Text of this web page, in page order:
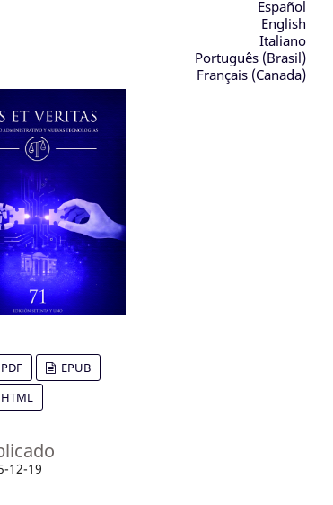
PDF
EPUB
HTML
12-19
Español
English
Italiano
Português (Brasil)
Français (Canada)